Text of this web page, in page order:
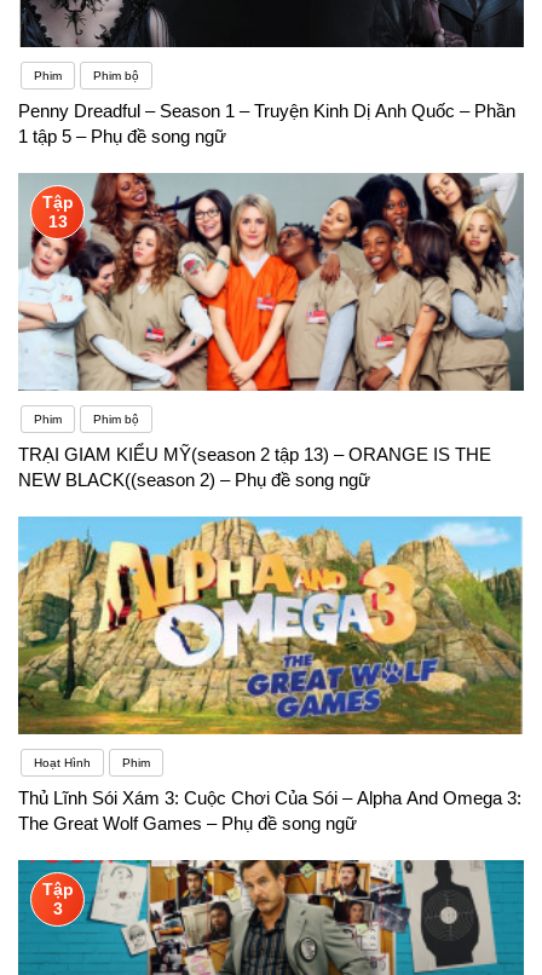
Phim Phim bộ
Penny Dreadful – Season 1 – Truyện Kinh Dị Anh Quốc – Phần
1 tập 5 – Phụ đề song ngữ
Tập
13
Phim Phim bộ
TRẠI GIAM KIỂU MỸ(season 2 tập 13) – ORANGE IS THE
NEW BLACK((season 2) – Phụ đề song ngữ
Hoạt Hình Phim
Thủ Lĩnh Sói Xám 3: Cuộc Chơi Của Sói – Alpha And Omega 3:
The Great Wolf Games – Phụ đề song ngữ
Tập
3